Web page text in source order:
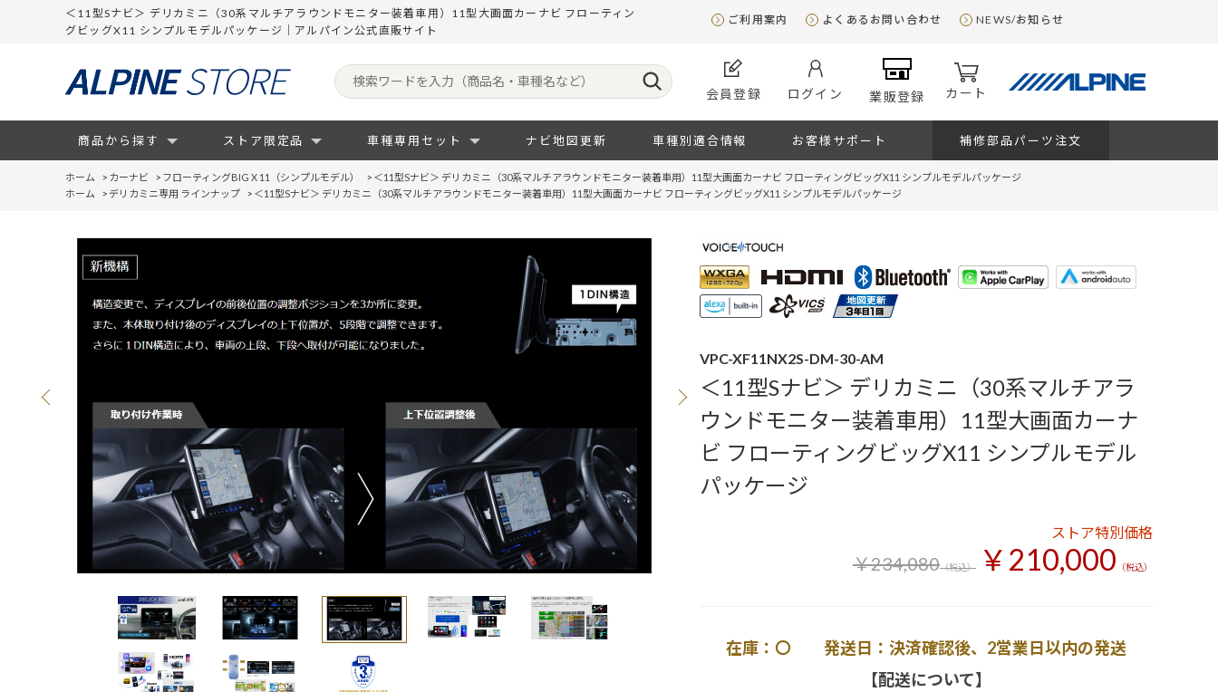
＜11型Sナビ＞ デリカミニ（30系マルチアラウンドモニター装着車用）11型大画面カーナビ フローティン
グビッグX11 シンプルモデルパッケージ｜アルパイン公式直販サイト
ご利用案内 よくあるお問い合わせ NEWS/お知らせ
会員登録 ログイン 業販登録 カート
商品から探す ストア限定品 車種専用セット ナビ地図更新 車種別適合情報 お客様サポート 補修部品パーツ注文
ホーム > カーナビ > フローティングBIG X 11（シンプルモデル） > ＜11型Sナビ＞ デリカミニ（30系マルチアラウンドモニター装着車用）11型大画面カーナビ フローティングビッグX11 シンプルモデルパッケージ
ホーム
> デリカミニ専用 ラインナップ > ＜11型Sナビ＞ デリカミニ（30系マルチアラウンドモニター装着車用）11型大画面カーナビ フローティングビッグX11 シンプルモデルパッケージ
VPC-XF11NX2S-DM-30-AM
＜11型Sナビ＞ デリカミニ（30系マルチアラ
ウンドモニター装着車用）11型大画面カーナ
ビ フローティングビッグX11 シンプルモデル
パッケージ
ストア特別価格
￥234,080（税込） ￥210,000 （税込）
在庫：〇 発送日：決済確認後、2営業日以内の発送
【配送について】